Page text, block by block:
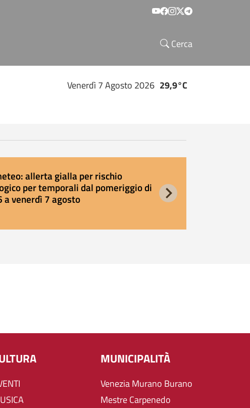
Social menu
Cerca
Venerdì 7 Agosto 2026 29,9°C
allerta gialla per rischio
per temporali dal pomeriggio di
a venerdì 7 agosto
MUSICA
MUNICIPALITÀ
Venezia Murano Burano
Mestre Carpenedo